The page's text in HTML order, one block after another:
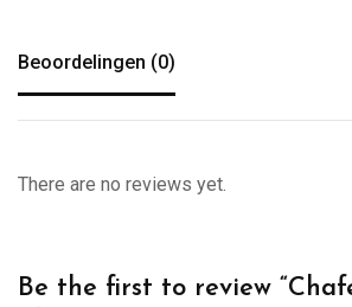
Beoordelingen (0)
There are no reviews yet.
Be the first to review